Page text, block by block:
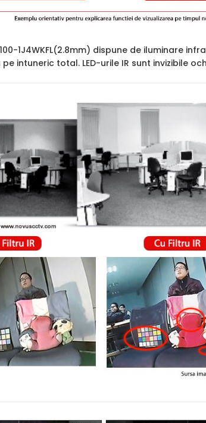
1J4WKFL(2.8mm) dispune de iluminare
intuneric total. LED-urile IR sunt invizibile